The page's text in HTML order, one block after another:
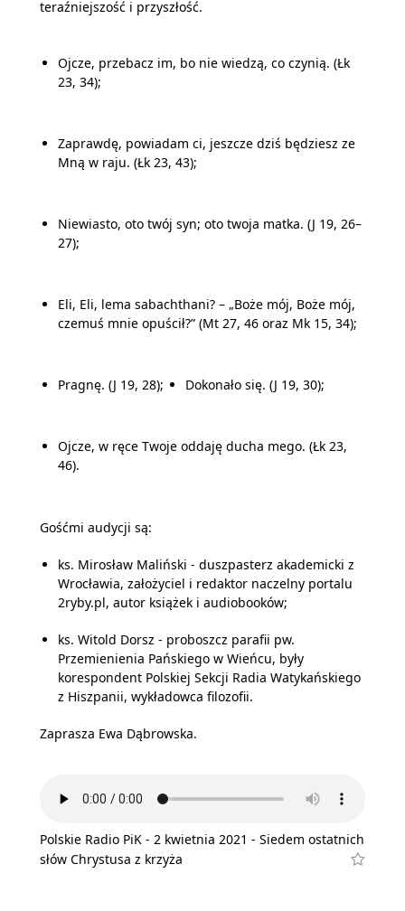
teraźniejszość i przyszłość.
Ojcze, przebacz im, bo nie wiedzą, co czynią. (Łk
23, 34);
Zaprawdę, powiadam ci, jeszcze dziś będziesz ze
Mną w raju. (Łk 23, 43);
Niewiasto, oto twój syn; oto twoja matka. (J 19, 26–
27);
Eli, Eli, lema sabachthani? – „Boże mój, Boże mój,
czemuś mnie opuścił?” (Mt 27, 46 oraz Mk 15, 34);
Pragnę. (J 19, 28); Dokonało się. (J 19, 30);
Ojcze, w ręce Twoje oddaję ducha mego. (Łk 23,
46).
Gośćmi audycji są:
ks. Mirosław Maliński - duszpasterz akademicki z
Wrocławia, założyciel i redaktor naczelny portalu
2ryby.pl, autor książek i audiobooków;
ks. Witold Dorsz - proboszcz parafii pw.
Przemienienia Pańskiego w Wieńcu, były
korespondent Polskiej Sekcji Radia Watykańskiego
z Hiszpanii, wykładowca filozofii.
Zaprasza Ewa Dąbrowska.
Polskie Radio PiK - 2 kwietnia 2021 - Siedem ostatnich
słów Chrystusa z krzyża